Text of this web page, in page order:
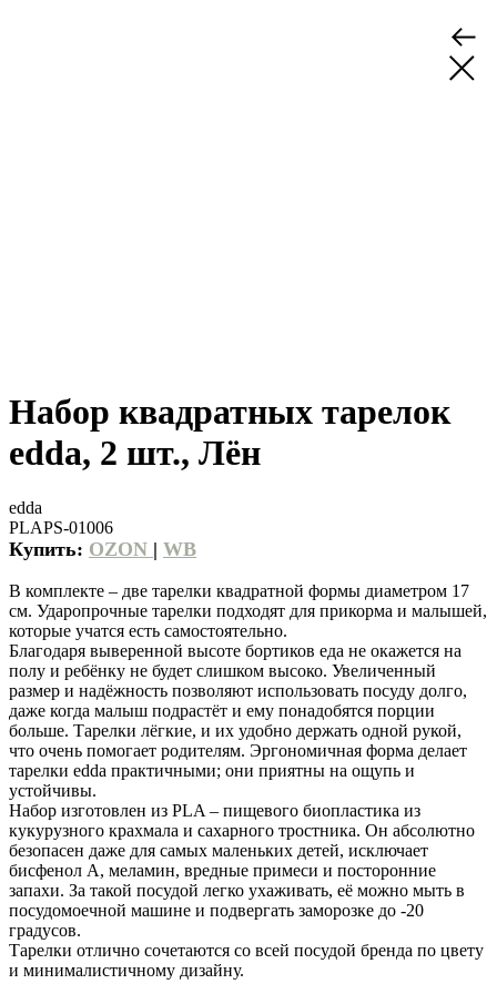
Набор квадратных тарелок
edda, 2 шт., Лён
edda
PLAPS-01006
Купить: OZON | WB
В комплекте – две тарелки квадратной формы диаметром 17
см. Ударопрочные тарелки подходят для прикорма и малышей,
которые учатся есть самостоятельно.
Благодаря выверенной высоте бортиков еда не окажется на
полу и ребёнку не будет слишком высоко. Увеличенный
размер и надёжность позволяют использовать посуду долго,
даже когда малыш подрастёт и ему понадобятся порции
больше. Тарелки лёгкие, и их удобно держать одной рукой,
что очень помогает родителям. Эргономичная форма делает
тарелки edda практичными; они приятны на ощупь и
устойчивы.
Набор изготовлен из PLA – пищевого биопластика из
кукурузного крахмала и сахарного тростника. Он абсолютно
безопасен даже для самых маленьких детей, исключает
бисфенол А, меламин, вредные примеси и посторонние
запахи. За такой посудой легко ухаживать, её можно мыть в
посудомоечной машине и подвергать заморозке до -20
градусов.
Тарелки отлично сочетаются со всей посудой бренда по цвету
и минималистичному дизайну.